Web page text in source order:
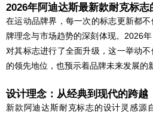
2026年阿迪达斯最新款耐克标志
在运动品牌界，每一次的标志更新都
牌理念与市场趋势的深刻体现。2026
对其标志进行了全面升级，这一举动
的领先地位，也预示着品牌未来发展的
设计理念：从经典到现代的跨越
新款阿迪达斯耐克标志的设计灵感源